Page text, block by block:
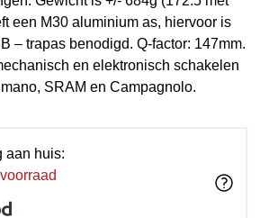
een M30 aluminium as, hiervoor is
– trapas benodigd. Q-factor: 147mm.
en elektronisch schakelen
SRAM en Campagnolo.
aan huis: